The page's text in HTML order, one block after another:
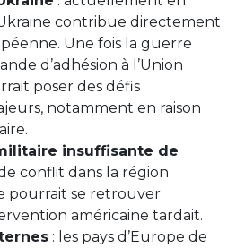
contribue directement
Une fois la guerre
d’adhésion à l’Union
poser des défis
notamment en raison
insuffisante de
conflit dans la région
pourrait se retrouver
américaine tardait.
: les pays d’Europe de